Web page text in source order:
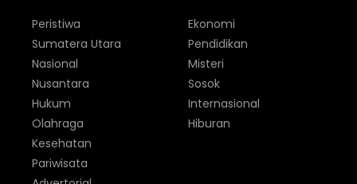
Peristiwa
Sumatera Utara
Nasional
Nusantara
Hukum
Olahraga
Ekonomi
Pendidikan
Misteri
Sosok
Internasional
Hiburan
Kesehatan
Pariwisata